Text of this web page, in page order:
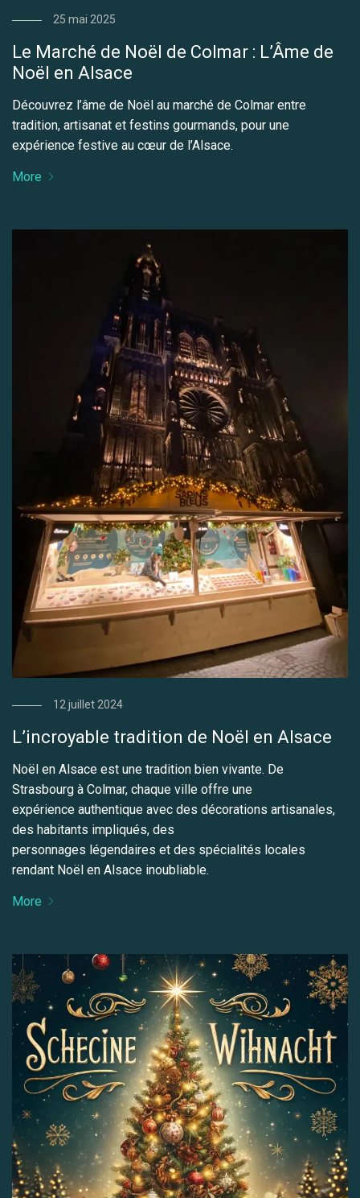
25 mai 2025
Le Marché de Noël de Colmar : L’Âme de
Noël en Alsace
Découvrez l’âme de Noël au marché de Colmar entre
tradition, artisanat et festins gourmands, pour une
expérience festive au cœur de l’Alsace.
More
12 juillet 2024
L’incroyable tradition de Noël en Alsace
Noël en Alsace est une tradition bien vivante. De
Strasbourg à Colmar, chaque ville offre une
expérience authentique avec des décorations artisanales,
des habitants impliqués, des
personnages légendaires et des spécialités locales
rendant Noël en Alsace inoubliable.
More